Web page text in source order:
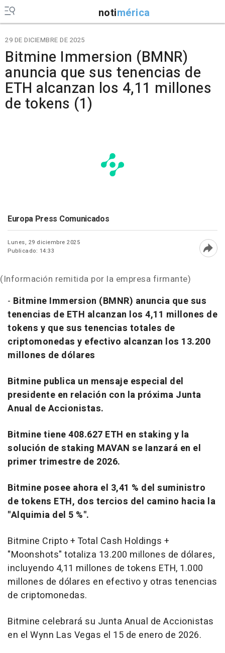
notimérica
29 DE DICIEMBRE DE 2025
Bitmine Immersion (BMNR)
anuncia que sus tenencias de
ETH alcanzan los 4,11 millones
de tokens (1)
Europa Press Comunicados
Lunes, 29 diciembre 2025
Publicado: 14:33
(Información remitida por la empresa firmante)
- Bitmine Immersion (BMNR) anuncia que sus
tenencias de ETH alcanzan los 4,11 millones de
tokens y que sus tenencias totales de
criptomonedas y efectivo alcanzan los 13.200
millones de dólares
Bitmine publica un mensaje especial del
presidente en relación con la próxima Junta
Anual de Accionistas.
Bitmine tiene 408.627 ETH en staking y la
solución de staking MAVAN se lanzará en el
primer trimestre de 2026.
Bitmine posee ahora el 3,41 % del suministro
de tokens ETH, dos tercios del camino hacia la
"Alquimia del 5 %".
Bitmine Cripto + Total Cash Holdings +
"Moonshots" totaliza 13.200 millones de dólares,
incluyendo 4,11 millones de tokens ETH, 1.000
millones de dólares en efectivo y otras tenencias
de criptomonedas.
Bitmine celebrará su Junta Anual de Accionistas
en el Wynn Las Vegas el 15 de enero de 2026.